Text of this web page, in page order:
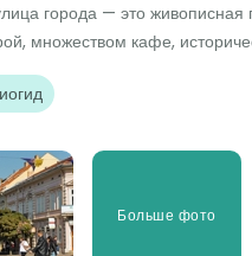
города — это
множеством кафе,
Больше фото